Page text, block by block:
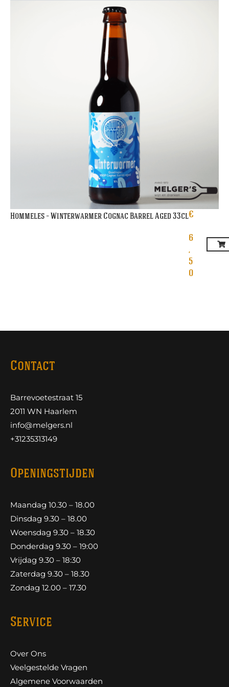
Hommeles – Winterwarmer Cognac Barrel Aged 33cl€
6
,
5
0
Contact
Barrevoetestraat 15
2011 WN Haarlem
info@melgers.nl
+31235313149
Openingstijden
Maandag 10.30 – 18.00
Dinsdag 9.30 – 18.00
Woensdag 9.30 – 18.30
Donderdag 9.30 – 19:00
Vrijdag 9.30 – 18:30
Zaterdag 9.30 – 18.30
Zondag 12.00 – 17.30
Service
Over Ons
Veelgestelde Vragen
Algemene Voorwaarden